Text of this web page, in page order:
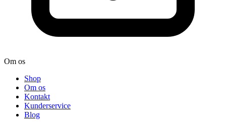
Om os
Shop
Om os
Kontakt
Kunderservice
Blog